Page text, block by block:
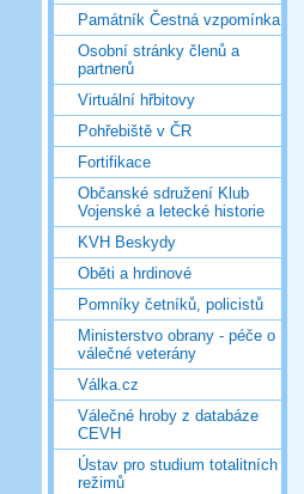
Památník Čestná vzpomínka
Osobní stránky členů a
partnerů
Virtuální hřbitovy
Pohřebiště v ČR
Fortifikace
Občanské sdružení Klub
Vojenské a letecké historie
KVH Beskydy
Oběti a hrdinové
Pomníky četníků, policistů
Ministerstvo obrany - péče o
válečné veterány
Válka.cz
Válečné hroby z databáze
CEVH
Ústav pro studium totalitních
režimů